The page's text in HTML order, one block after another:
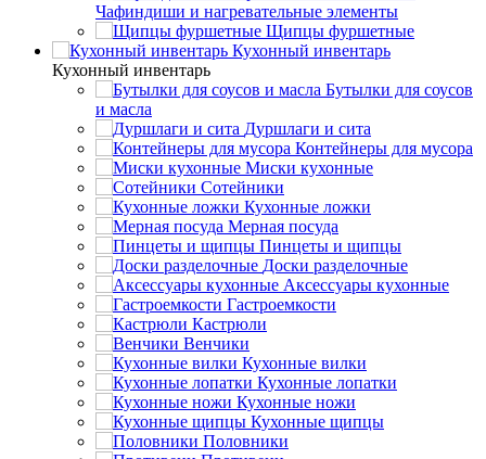
Чафиндиши и нагревательные элементы
Щипцы фуршетные
Кухонный инвентарь
Кухонный инвентарь
Бутылки для соусов
и масла
Дуршлаги и сита
Контейнеры для мусора
Миски кухонные
Сотейники
Кухонные ложки
Мерная посуда
Пинцеты и щипцы
Доски разделочные
Аксессуары кухонные
Гастроемкости
Кастрюли
Венчики
Кухонные вилки
Кухонные лопатки
Кухонные ножи
Кухонные щипцы
Половники